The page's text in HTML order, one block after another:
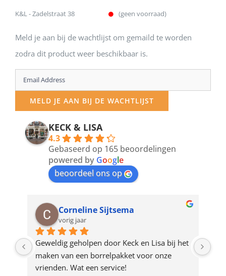
K&L - Zadelstraat 38 (geen voorraad)
Meld je aan bij de wachtlijst om gemaild te worden
zodra dit product weer beschikbaar is.
Enter
your
email
address
product
MELD JE AAN BIJ DE WACHTLIJST
KECK & LISA
4.3
Gebaseerd op 165 beoordelingen
powered by Google
beoordeel ons op
Corneline Sijtsema
vorig jaar
Geweldig geholpen door Keck en Lisa bij het
maken van een borrelpakket voor onze
vrienden. Wat een service!